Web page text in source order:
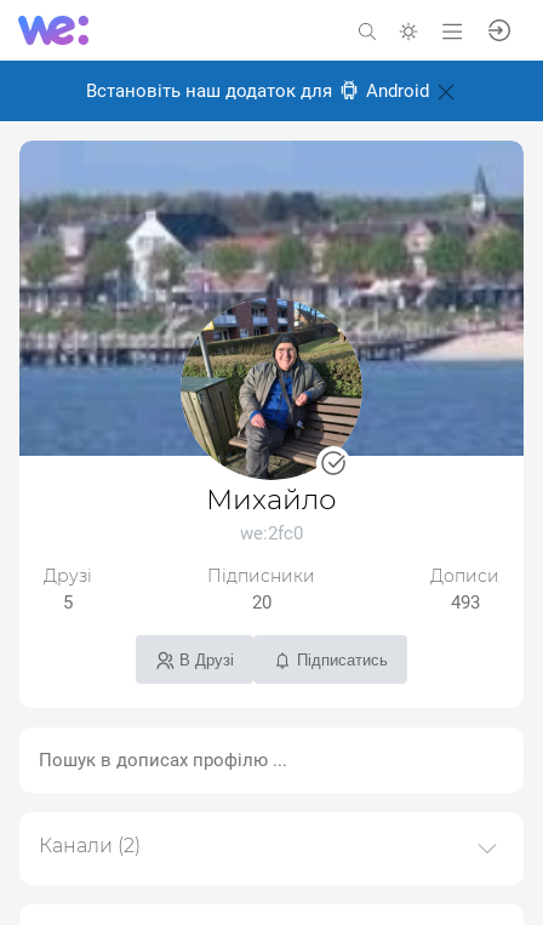
Встановіть наш додаток для Android
Михайло
we:2fc0
Друзі
5
Підписники
20
Дописи
493
В Друзі Підписатись
Канали (2)